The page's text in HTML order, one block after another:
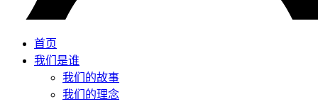
首页
我们是谁
我们的故事
我们的理念